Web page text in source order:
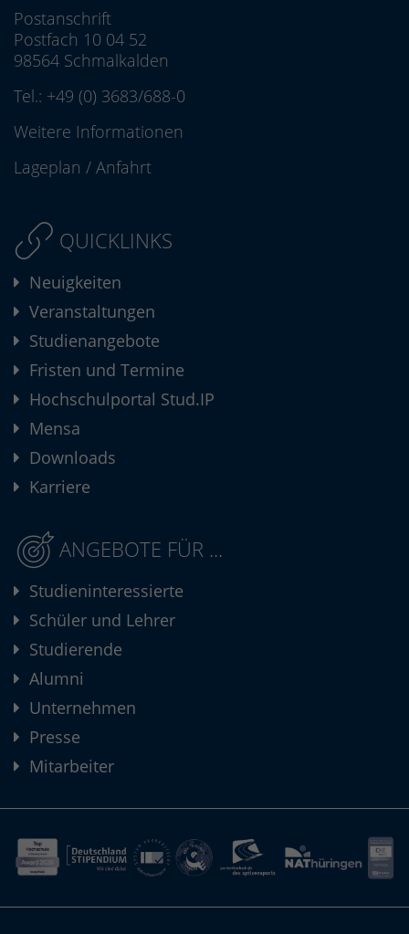
Postanschrift
Postfach 10 04 52
98564 Schmalkalden
Tel.: +49 (0) 3683/688-0
Weitere Informationen
Lageplan / Anfahrt
QUICKLINKS
Neuigkeiten
Veranstaltungen
Studienangebote
Fristen und Termine
Hochschulportal Stud.IP
Mensa
Downloads
Karriere
ANGEBOTE FÜR ...
Studieninteressierte
Schüler und Lehrer
Studierende
Alumni
Unternehmen
Presse
Mitarbeiter